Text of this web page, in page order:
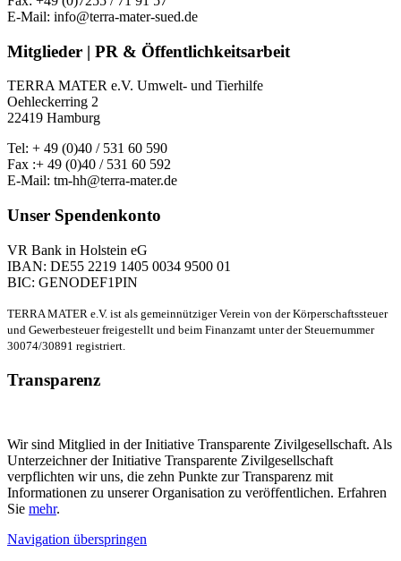
E-Mail: info@terra-mater-sued.de
Mitglieder | PR & Öffentlichkeitsarbeit
TERRA MATER e.V. Umwelt- und Tierhilfe
Oehleckerring 2
22419 Hamburg
Tel: + 49 (0)40 / 531 60 590
Fax :+ 49 (0)40 / 531 60 592
E-Mail: tm-hh@terra-mater.de
Unser Spendenkonto
VR Bank in Holstein eG
IBAN: DE55 2219 1405 0034 9500 01
BIC: GENODEF1PIN
TERRA MATER e.V. ist als gemeinnütziger Verein von der Körperschaftssteuer
und Gewerbesteuer freigestellt und beim Finanzamt unter der Steuernummer
30074/30891 registriert.
Transparenz
Wir sind Mitglied in der Initiative Transparente Zivilgesellschaft. Als
Unterzeichner der Initiative Transparente Zivilgesellschaft
verpflichten wir uns, die zehn Punkte zur Transparenz mit
Informationen zu unserer Organisation zu veröffentlichen. Erfahren
Sie mehr.
Navigation überspringen